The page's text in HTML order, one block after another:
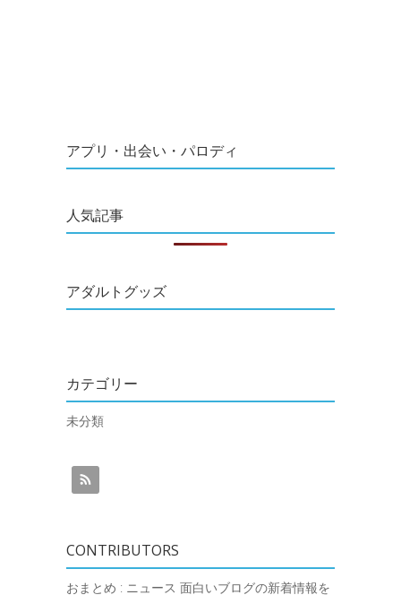
アプリ・出会い・パロディ
人気記事
アダルトグッズ
カテゴリー
未分類
CONTRIBUTORS
おまとめ : ニュース 面白いブログの新着情報を